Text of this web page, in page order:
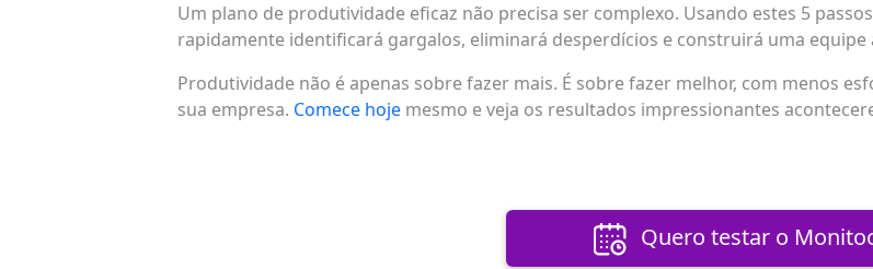
Um plano de produtividade eficaz não precisa ser complexo. Usando estes 5
rapidamente identificará gargalos, eliminará desperdícios e construirá uma
Produtividade não é apenas sobre fazer mais. É sobre fazer melhor, com menos
sua empresa. Comece hoje mesmo e veja os resultados impressionantes
Quero testar o